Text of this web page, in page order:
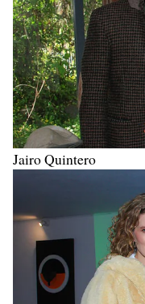
Jairo Quintero